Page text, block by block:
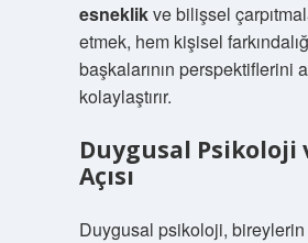
esneklikve bilişsel
etmek, hem kişisel
başkalarının perspektiflerini
kolaylaştırır.
Duygusal Psikoloji
Açısı
Duygusal psikoloji,